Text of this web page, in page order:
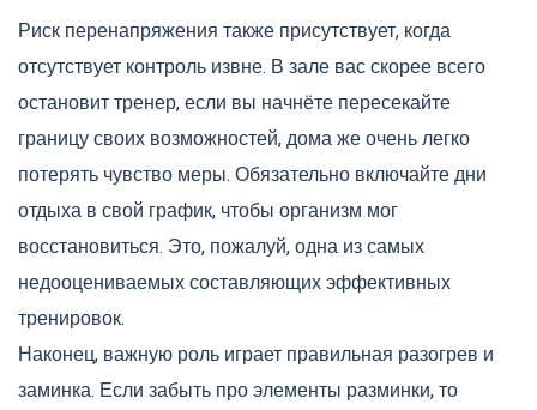
Риск перенапряжения также присутствует, когда
отсутствует контроль извне. В зале вас скорее всего
остановит тренер, если вы начнёте пересекайте
границу своих возможностей, дома же очень легко
потерять чувство меры. Обязательно включайте дни
отдыха в свой график, чтобы организм мог
восстановиться. Это, пожалуй, одна из самых
недооцениваемых составляющих эффективных
тренировок.
Наконец, важную роль играет правильная разогрев и
заминка. Если забыть про элементы разминки, то